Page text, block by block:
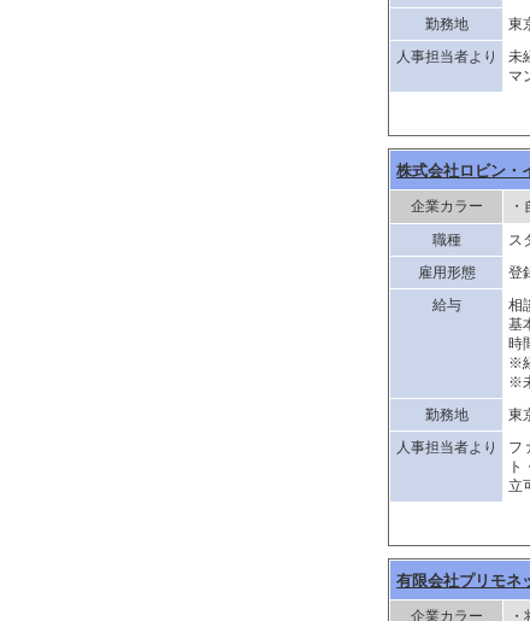
勤務地
東
人事担当者より
未
マ
株式会社ロビン・
企業カラー
職種
ス
雇用形態
登
給与
相
基
時
※
※
勤務地
東
人事担当者より
フ
ト
立
有限会社プリモネ
企業カラー